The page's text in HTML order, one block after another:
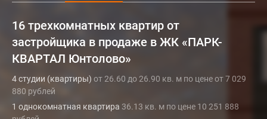
16 трехкомнатных квартир от
застройщика в продаже в ЖК «ПАРК-
КВАРТАЛ Юнтолово»
4 студии (квартиры) от 26.60 до 26.90 кв. м по цене от 7 029
880 рублей
1 однокомнатная квартира 36.13 кв. м по цене 10 251 888